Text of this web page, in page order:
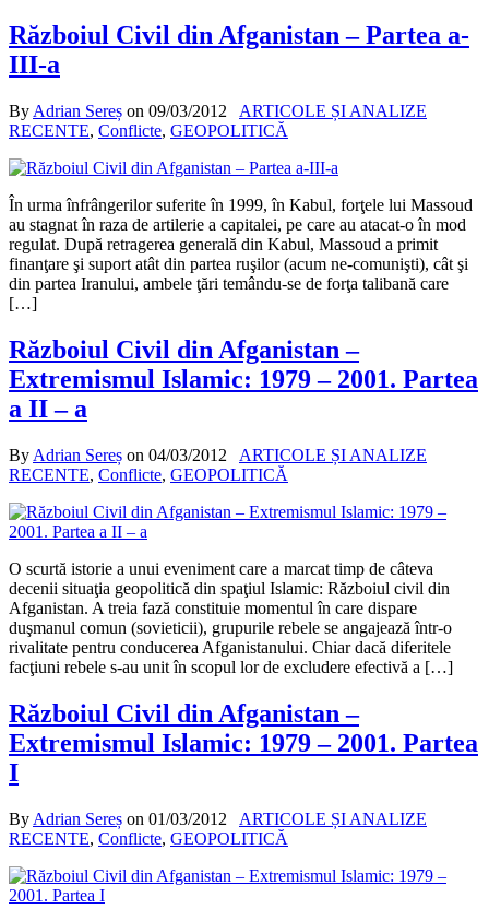
Războiul Civil din Afganistan – Partea a-
III-a
By Adrian Sereș on 09/03/2012
ARTICOLE ȘI ANALIZE
RECENTE, Conflicte, GEOPOLITICĂ
În urma înfrângerilor suferite în 1999, în Kabul, forţele lui Massoud
au stagnat în raza de artilerie a capitalei, pe care au atacat-o în mod
regulat. După retragerea generală din Kabul, Massoud a primit
finanţare şi suport atât din partea ruşilor (acum ne-comunişti), cât şi
din partea Iranului, ambele ţări temându-se de forţa talibană care
[…]
Războiul Civil din Afganistan –
Extremismul Islamic: 1979 – 2001. Partea
a II – a
By Adrian Sereș on 04/03/2012
ARTICOLE ȘI ANALIZE
RECENTE, Conflicte, GEOPOLITICĂ
O scurtă istorie a unui eveniment care a marcat timp de câteva
decenii situaţia geopolitică din spaţiul Islamic: Războiul civil din
Afganistan. A treia fază constituie momentul în care dispare
duşmanul comun (sovieticii), grupurile rebele se angajează într-o
rivalitate pentru conducerea Afganistanului. Chiar dacă diferitele
facţiuni rebele s-au unit în scopul lor de excludere efectivă a […]
Războiul Civil din Afganistan –
Extremismul Islamic: 1979 – 2001. Partea
I
By Adrian Sereș on 01/03/2012
ARTICOLE ȘI ANALIZE
RECENTE, Conflicte, GEOPOLITICĂ